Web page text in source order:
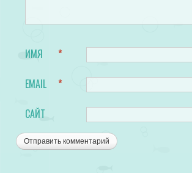
ИМЯ *
EMAIL *
САЙТ